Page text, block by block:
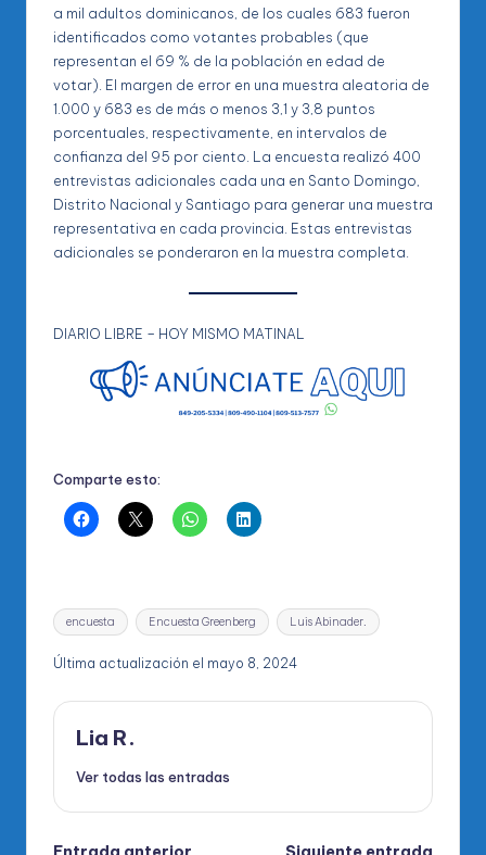
a mil adultos dominicanos, de los cuales 683 fueron
identificados como votantes probables (que
representan el 69 % de la población en edad de
votar). El margen de error en una muestra aleatoria de
1.000 y 683 es de más o menos 3,1 y 3,8 puntos
porcentuales, respectivamente, en intervalos de
confianza del 95 por ciento. La encuesta realizó 400
entrevistas adicionales cada una en Santo Domingo,
Distrito Nacional y Santiago para generar una muestra
representativa en cada provincia. Estas entrevistas
adicionales se ponderaron en la muestra completa.
DIARIO LIBRE – HOY MISMO MATINAL
Comparte esto:
Etiquetas:
encuesta Encuesta Greenberg Luis Abinader.
Última actualización el mayo 8, 2024
Lia R.
Ver todas las entradas